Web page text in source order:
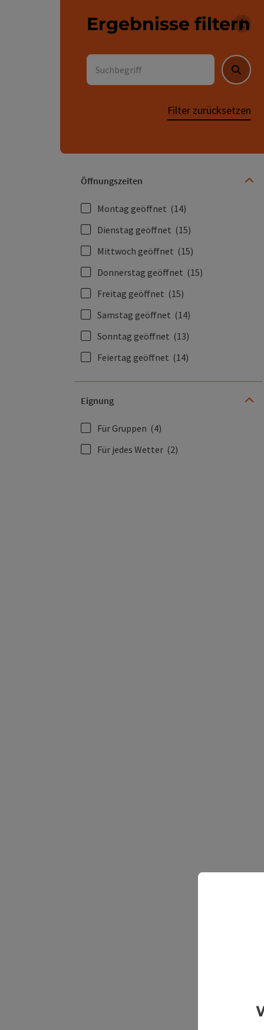
Ergebnisse filtern
Für
Suchbegriff
Suchen
Filter zurücksetzen
Öffnungszeiten
Montag geöffnet (14)
Dienstag geöffnet (15)
Mittwoch geöffnet (15)
Donnerstag geöffnet (15)
Freitag geöffnet (15)
Samstag geöffnet (14)
Sonntag geöffnet (13)
Feiertag geöffnet (14)
Eignung
Für Gruppen (4)
Für jedes Wetter (2)